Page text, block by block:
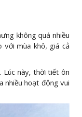
không quá nhiều
với mùa khô, giá cả
Lúc này, thời tiết ôn
nhiều hoạt động vui